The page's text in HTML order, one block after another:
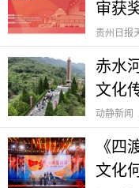
审获
贵州日报
赤水
文化
动静新闻
《四
文化